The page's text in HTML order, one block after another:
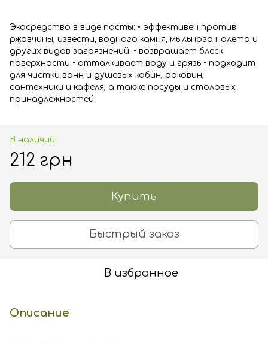
Экосредство в виде пасты: • эффективен против
ржавчины, извести, водного камня, мыльного налета и
других видов загрязнений. • возвращает блеск
поверхности • отталкивает воду и грязь • подходит
для чистки ванн и душевых кабин, раковин,
сантехники и кафеля, а также посуды и столовых
принадлежностей
В наличии
212 грн
Купить
Быстрый заказ
В избранное
Описание